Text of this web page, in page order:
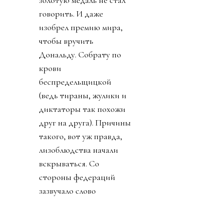
говорить. И даже
изобрел премию мира,
чтобы вручить
Дональду. Собрату по
крови
беспредельщицкой
(ведь тираны, жулики и
диктаторы так похожи
друг на друга). Причины
такого, вот уж правда,
лизоблюдства начали
вскрываться. Со
стороны федераций
зазвучало слово